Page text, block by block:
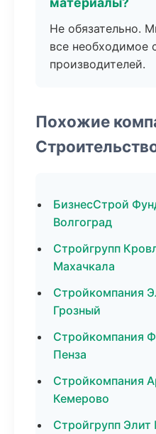
Не обязательно.
все необходимое
производителей.
Похожие
БизнесСтрой
Волгоград
Стройгрупп
Махачкала
Стройкомпания
Грозный
Стройкомпания
Пенза
Стройкомпания
Кемерово
Стройгрупп